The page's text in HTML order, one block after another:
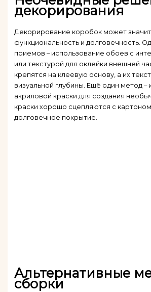
декорирования
Декорирование коробок может
функциональность и долговечность.
приемов – использование обоев с
или текстурой для оклейки внешней
крепятся на клеевую основу, а их
визуальной глубины. Ещё один метод –
акриловой краски для создания
краски хорошо сцепляются с
долговечное покрытие.
Альтернативные
сборки